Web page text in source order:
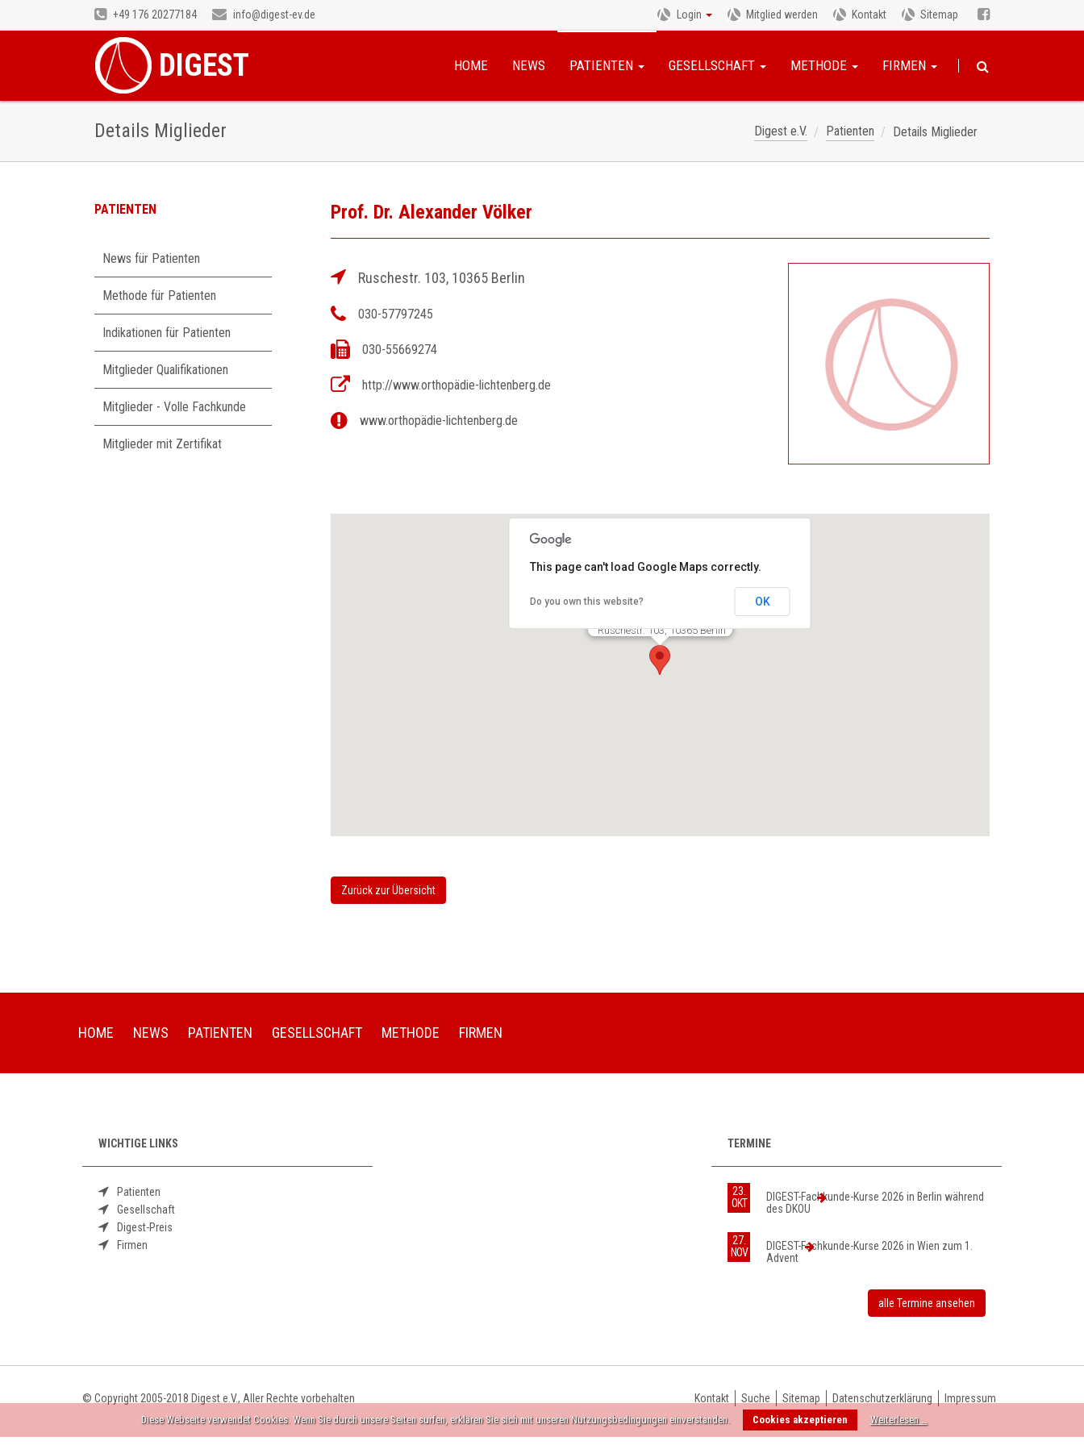
+49 176 20277184 info@digest-ev.de Login Mitglied werden Kontakt Sitemap
DIGEST HOME NEWS PATIENTEN GESELLSCHAFT METHODE FIRMEN
Details Miglieder Digest e.V. Patienten Details Miglieder
Prof. Dr. Alexander Völker
Ruschestr. 103, 10365 Berlin
030-57797245
030-55669274
http://www.orthopädie-lichtenberg.de
www.orthopädie-lichtenberg.de
Ruschestr. 103, 10365 Berlin
This page can't load Google Maps correctly.
Do you own this website? OK
Zurück zur Übersicht
PATIENTEN
überspringen
News für Patienten
Methode für Patienten
Indikationen für Patienten
Mitglieder Qualifikationen
Mitglieder - Volle Fachkunde
Mitglieder mit Zertifikat
HOME NEWS PATIENTEN GESELLSCHAFT METHODE FIRMEN
WICHTIGE LINKS
Patienten
Gesellschaft
Digest-Preis
Firmen
TERMINE
23.
OKT
DIGEST-Fachkunde-Kurse 2026 in Berlin während
des DKOU
27.
NOV
DIGEST-Fachkunde-Kurse 2026 in Wien zum 1.
Advent
alle Termine ansehen
© Copyright 2005-2018 Digest e.V., Aller Rechte vorbehalten Kontakt Suche Sitemap Datenschutzerklärung Impressum
Diese Webseite verwendet Cookies. Wenn Sie durch unsere Seiten surfen, erklären Sie sich mit unseren Nutzungsbedingungen einverstanden. Cookies akzeptieren Weiterlesen …